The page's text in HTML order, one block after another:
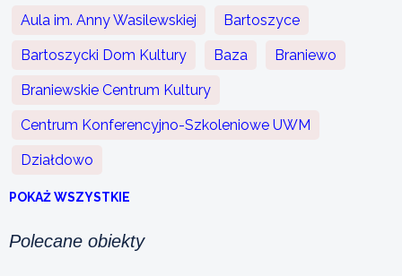
Aula im. Anny Wasilewskiej Bartoszyce
Bartoszycki Dom Kultury Baza Braniewo
Braniewskie Centrum Kultury
Centrum Konferencyjno-Szkoleniowe UWM
Działdowo
POKAŻ WSZYSTKIE
Polecane obiekty